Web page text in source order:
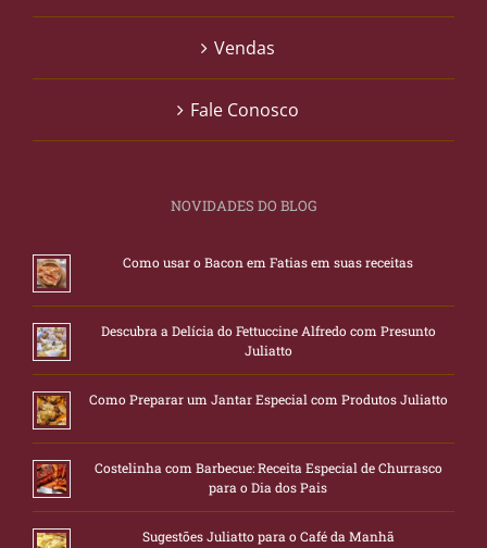
Vendas
Fale Conosco
NOVIDADES DO BLOG
Como usar o Bacon em Fatias em suas receitas
Descubra a Delícia do Fettuccine Alfredo com Presunto
Juliatto
Como Preparar um Jantar Especial com Produtos Juliatto
Costelinha com Barbecue: Receita Especial de Churrasco
para o Dia dos Pais
Sugestões Juliatto para o Café da Manhã